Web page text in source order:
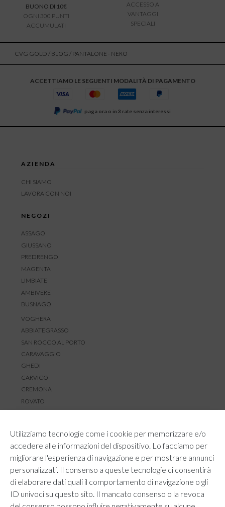
Utilizziamo tecnologie come i cookie per memorizzare e/o
accedere alle informazioni del dispositivo. Lo facciamo per
migliorare l'esperienza di navigazione e per mostrare annunci
personalizzati. Il consenso a queste tecnologie ci consentirà
di elaborare dati quali il comportamento di navigazione o gli
ID univoci su questo sito. Il mancato consenso o la revoca
BUONO DI 10€
OGNI 300 PUNTI
ACCUMULATI
ACCESSO A
VANTAGGI
SPECIALI
CVG GOLD / BLOG / PANTALONE - NERO
ACCETTIAMO LE SEGUENTI MODALITÀ DI PAGAMENTO
paga ora o in 3 rate senza interessi
AZIENDA
CHI SIAMO
LAVORA CON NOI
NEGOZI
ASSAGO
GIUSSANO
PREDRENGO
MAGENTA
LIMBIATE
AMBIVERE
BUSNAGO
VOGHERA
ABBIATEGRASSO
SAN ROCCO AL PORTO
CARAVAGGIO
GHEDI
CARVICO
CREMONA
ROVATO
RESI E RIMBORSI
REGOLAMENTO LOYALTY
CONTATTACI